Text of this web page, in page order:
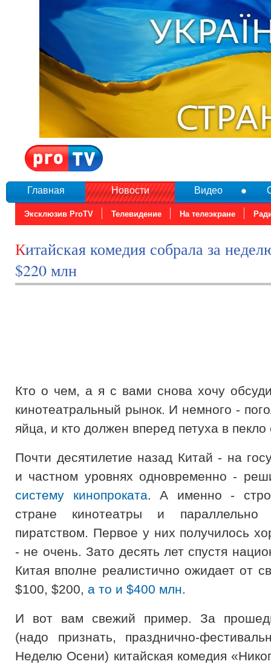
Главная Новости
Эксклюзив ProTV Телевидение На телеэкране
Видео
Китайская комедия собрала за неделю проката
$220 млн
Кто о чем, а я с вами снова хочу
кинотеатральный рынок. И немного -
яйца, и кто должен вперед петуха в пекло
Почти десятилетие назад Китай - на
и частном уровнях одновременно -
систему кинопроката. А именно -
стране кинотеатры и параллельно
пиратством. Первое у них получилось
- не очень. Зато десять лет спустя
Китая вполне реалистично ожидает от
$100, $200, а то и $400 млн.
И вот вам свежий пример. За
(надо признать, празднично-
Неделю Осени) китайская комедия